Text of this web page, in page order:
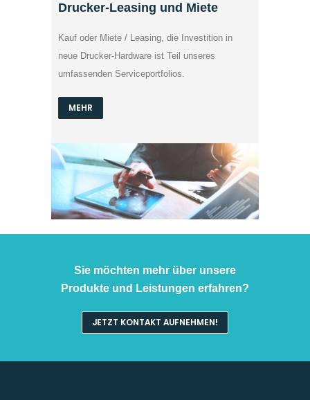
Drucker-Leasing und Miete
Kauf oder Miete / Leasing, die Investition in
neue Drucker-Hardware ist Teil unseres
umfassenden Serviceportfolios.
MEHR
Sie möchten mehr über unsere
Produkte und Leistungen erfahren?
JETZT KONTAKT AUFNEHMEN!